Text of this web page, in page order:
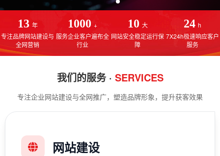
13 年
专注品牌网站建设与
全网营销
1000 +
服务企业客户遍布全
行业
10 大
网站安全稳定运行保
障
24 h
7X24h极速响应客户
服务
我们的服务 · SERVICES
专注企业网站建设与全网推广，塑造品牌形象，提升获客效果
网站建设